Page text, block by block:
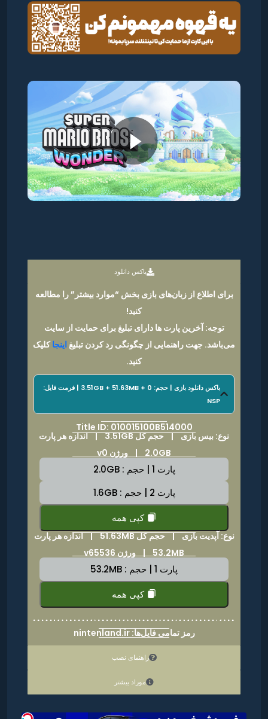
باکس دانلود
راهنمای نصب
موراد بیشتر
برای اطلاع از زبان‌های بازی بخش “موارد بیشتر” را مطالعه
کنید!
توجه: آخرین پارت ها دارای تبلیغ برای حمایت از سایت
می‌باشد. جهت راهنمایی از چگونگی رد کردن تبلیغ اینجاکلیک
کنید.
باکس دانلود بازی | حجم: 3.51GB + 51.63MB + 0 | فرمت فایل:
NSP
Title ID: 010015100B514000
نوع: بیس بازی | حجم کل 3.51GB | اندازه هر پارت
2.0GB | ورژن v0
پارت 1 | حجم : 2.0GB
پارت 2 | حجم : 1.6GB
کپی همه
نوع: آپدیت بازی | حجم کل 51.63MB | اندازه هر پارت
53.2MB | ورژن v65536
پارت 1 | حجم : 53.2MB
کپی همه
رمز تمامی فایل‌ها: nintenland.ir